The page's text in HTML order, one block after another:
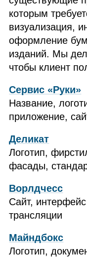
которым
визуализация,
оформление
изданий. Мы
чтобы клиент
Сервис «Руки»
Название,
приложение,
Деликат
Логотип,
фасады,
Ворлдчесс
Сайт,
трансляции
Майндбокс
Логотип,